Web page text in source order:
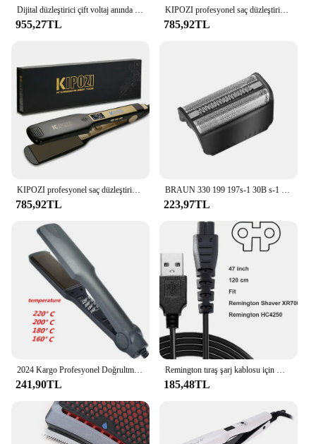
Dijital düzleştirici çift voltaj anında ısıtma saç düzleştirici ile KIPOZI profesyonel titanyum LCD ekran bukle makinesi
955,27TL
KIPOZI profesyonel saç düzleştirici titanyum düzleştirici dijital LCD ekran çift voltaj anında isıtma bukle makinesi
785,92TL
KIPOZI profesyonel saç düzleştirici ve bukle makinesi dijital LCD ekran titanyum düz çift hızlı ısıtma şekillendirici aracı
785,92TL
BRAUN 330 199 197s-1 30B s-1 için yedek tıraş makinesi folyo 30B 4845 4745 5743 7516 7475 7493 7763 7783
223,97TL
241,90TL 185,48TL